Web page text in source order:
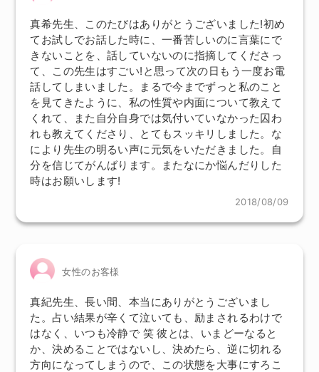
真希先生、このたびはありがとうございました!初め
てお試しでお話した時に、一番苦しいのに言葉にで
きないことを、話していないのに指摘してくださっ
て、この先生はすごい!と思って次の日もう一度お電
話してしまいました。まるで今までずっと私のこと
を見てきたように、私の性質や内面について教えて
くれて、また自分自身では気付いていなかった囚わ
れも教えてくださり、とてもスッキリしました。な
により先生の明るい声に元気をいただきました。自
分を信じてがんばります。またなにか悩んだりした
時はお願いします!
2018/08/09
女性のお客様
真紀先生、長い間、本当にありがとうございまし
た。占い結果が辛くて泣いても、励まされるわけで
はなく、いつも冷静で 笑 彼とは、いまどーなると
か、決めることではないし、決めたら、逆に切れる
方向になってしまうので、この状態を大事にすろこ